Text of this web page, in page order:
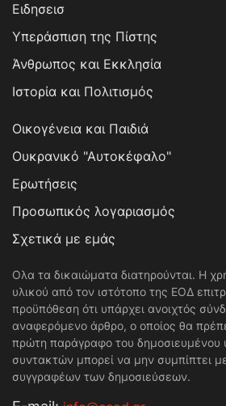
Ειδησεισ
Υπεράσπιση της Πίστης
Άνθρωπος και Εκκλησία
Ιστορία και Πολιτισμός
Οικογένεια και Παιδιά
Ουκρανικό "Αυτοκέφαλο"
Ερωτήσεις
Προσωπικός λογαριασμός
Σχετικά με εμάς
Ολα τα δικαιώματα διατηρούνται. Η
υλικού από τον ιστότοπο της ΕΟΔ
προϋπόθεση ότι υπάρχει ανοιχτός
αναφερόμενο άρθρο, ο οποίος θα
πρώτη παράγραφο του δημοσιευμένου
συντακτών μπορεί να μην συμπίπτει
συγγραφέων των δημοσιεύσεων.